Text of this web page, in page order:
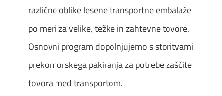
različne oblike lesene transportne embalaže
po meri za velike, težke in zahtevne tovore.
Osnovni program dopolnjujemo s storitvami
prekomorskega pakiranja za potrebe zaščite
tovora med transportom.